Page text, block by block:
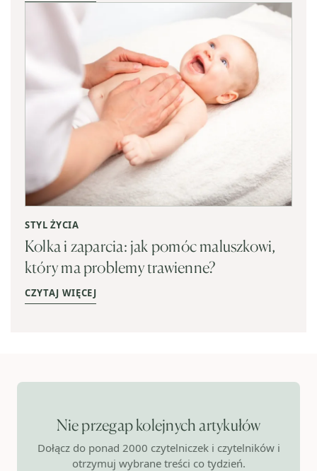
STYL ŻYCIA
Kolka i zaparcia: jak pomóc maluszkowi,
który ma problemy trawienne?
CZYTAJ WIĘCEJ
Nie przegap kolejnych artykułów
Dołącz do ponad 2000 czytelniczek i czytelników i
otrzymuj wybrane treści co tydzień.